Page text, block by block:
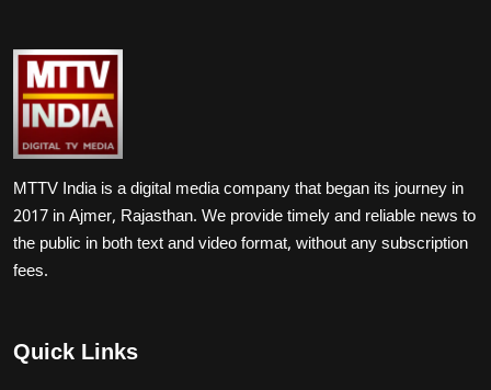
MTTV India is a digital media company that began its journey in
2017 in Ajmer, Rajasthan. We provide timely and reliable news to
the public in both text and video format, without any subscription
fees.
Quick Links